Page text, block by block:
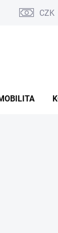
bannerov
CZK